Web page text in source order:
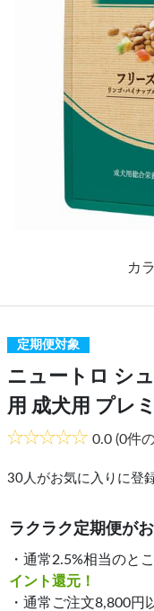
カ
定期便対象
ニュートロ シ
用 成犬用 プレ
0.0 (0件
30人がお気に入りに登
ラクラク定期便が
・通常2.5%相当のとこ
イント還元！
・通常ご注文8,800円